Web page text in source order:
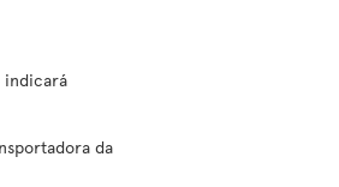
indicará
da